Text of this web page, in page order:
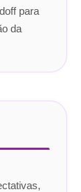
para
da